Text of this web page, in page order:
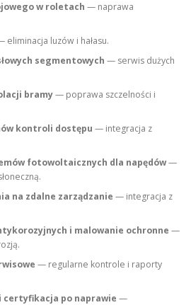
w roletach — naprawa
eliminacja luzów i hałasu.
segmentowych — serwis dużych
bramy— poprawa szczelności i
kontroli dostępu — integracja z
fotowoltaicznych dla napędów—
na zdalne zarządzanie — integracja z
i malowanie ochronne —
— regularne kontrole i raporty
po naprawie —